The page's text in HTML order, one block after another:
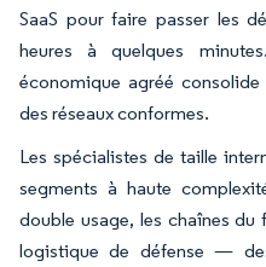
SaaS pour faire passer les
heures à quelques
économique agréé
des réseaux conformes.
Les spécialistes de taille
segments à haute
double usage, les chaînes
logistique de défense —